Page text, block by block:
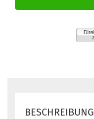
BESCHREIBUNG